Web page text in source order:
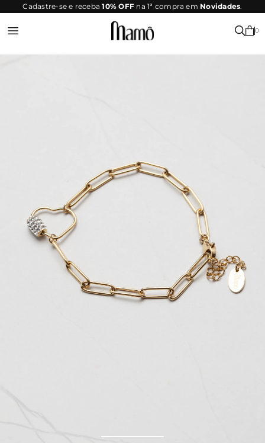
SITE
SEGURO
Cadastre-se e receba10% OFF na 1ª compra em Novidades.
0